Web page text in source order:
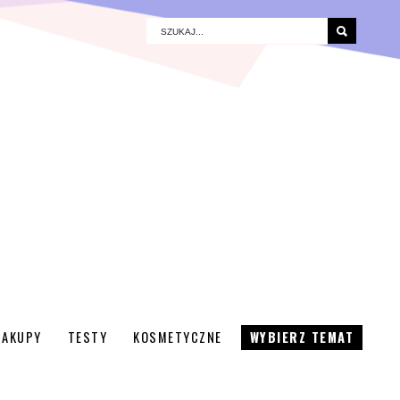
TESTY KOSMETYCZNE WYBIERZ TEMAT